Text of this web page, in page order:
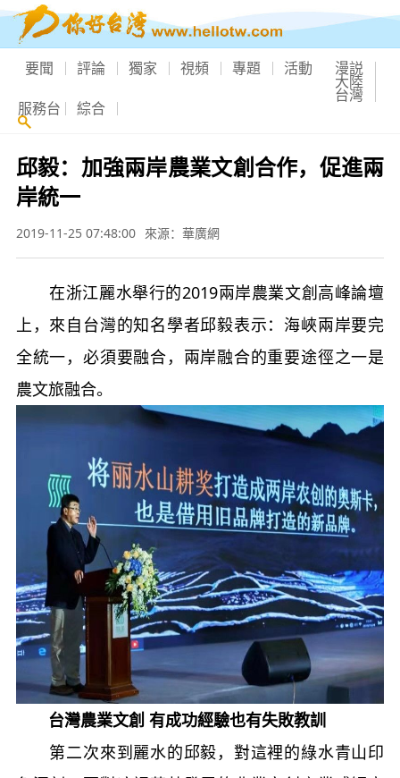
要聞 評論 獨家 視頻 專題 活動 漫説
大陸
台灣
服務台 綜合
邱毅：加強兩岸農業文創合作，促進兩
岸統一
2019-11-25 07:48:00 來源：華廣網
在浙江麗水舉行的2019兩岸農業文創高峰論壇
上，來自台灣的知名學者邱毅表示：海峽兩岸要完
全統一，必須要融合，兩岸融合的重要途徑之一是
農文旅融合。
台灣農業文創 有成功經驗也有失敗教訓
第二次來到麗水的邱毅，對這裡的綠水青山印